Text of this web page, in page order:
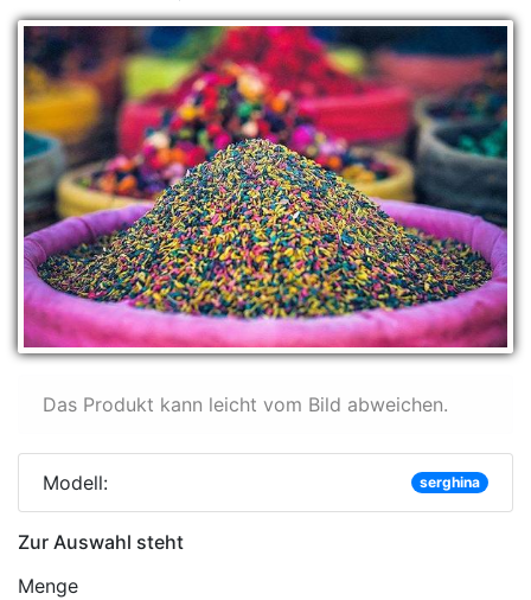
Das Produkt kann leicht vom Bild abweichen.
Modell: serghina
Zur Auswahl steht
Menge